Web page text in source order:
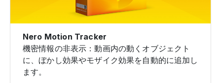
Nero Motion Tracker
機密情報の非表示：動画内の動くオブジェクト
に、ぼかし効果やモザイク効果を自動的に追加し
ます。